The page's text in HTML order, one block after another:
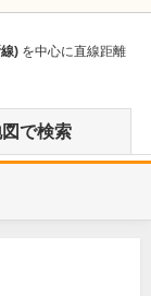
) を中心に直線距離
で検索